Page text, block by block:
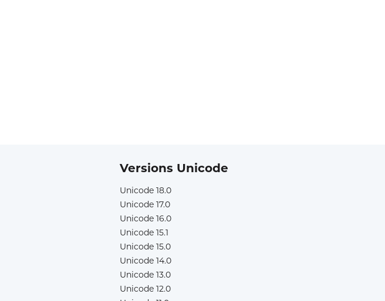
Versions Unicode
Unicode 18.0
Unicode 17.0
Unicode 16.0
Unicode 15.1
Unicode 15.0
Unicode 14.0
Unicode 13.0
Unicode 12.0